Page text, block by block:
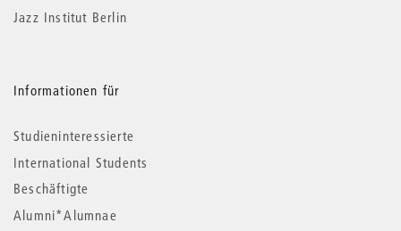
Jazz Institut Berlin
Informationen für
Studieninteressierte
International Students
Beschäftigte
Alumni*Alumnae